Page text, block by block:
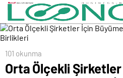
101 okunma
Orta Ölçekli